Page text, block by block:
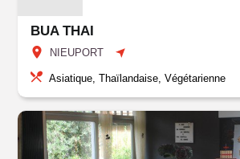
BUA THAI
NIEUPORT
Asiatique, Thaïlandaise, Végétarienne